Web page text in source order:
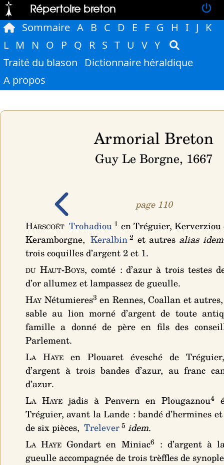
Répertoire breton
Sommaire A B C D E F G H I J
K
L M N O P Q R S T U V Y
Traité du blason
Dictionnaire héraldique
A propos
Armorial Breton
Guy Le Borgne, 1667
page 110
Harscoët Trohadiou 1 en Tréguier, Kerverziou
Keramborgne, Keralbin 2 et autres alias idem
trois coquilles d’argent 2 et 1.
du Haut-Boys, comté :d’azur à trois testes
d’or allumez et lampassez de gueulle.
HayNétumieres3 en Rennes, Coallan et
sable au lion morné d’argentde toute
famille a donné de père en fils des
Parlement.
La Haye en Plouaret évesché de
d’argent à trois bandes d’azur, au franc
d’azur.
La Haye jadis à Penvern en Plougaznou4
Tréguier, avant la Lande : bandé d’hermines
de six pièces, Trelever 5 idem.
La Haye Gondart en Miniac6: d’argent à
gueulle accompagnée de trois trèffles de synople